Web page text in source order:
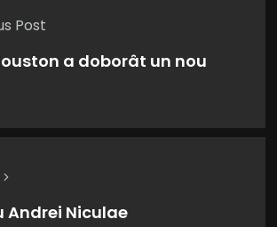
Post
a doborât un nou
Andrei Niculae